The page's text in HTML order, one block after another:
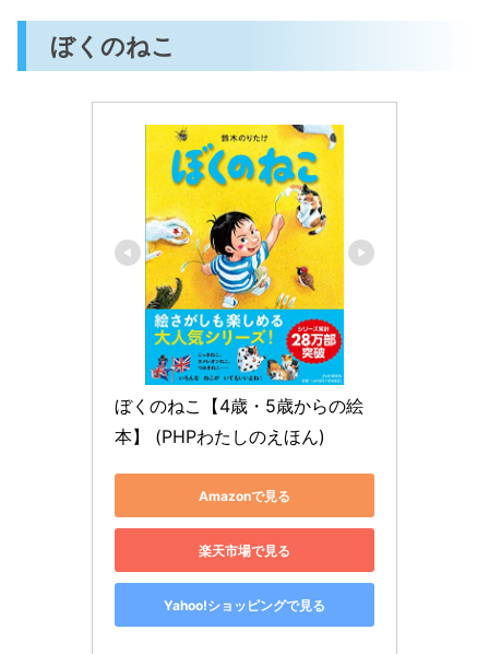
ぼくのねこ
ぼくのねこ【4歳・5歳からの絵
本】 (PHPわたしのえほん)
Amazonで見る
楽天市場で見る
Yahoo!ショッピングで見る